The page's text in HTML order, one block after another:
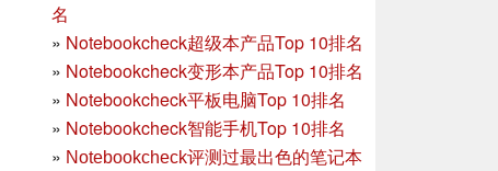
名
» Notebookcheck超级本产品Top 10排名
» Notebookcheck变形本产品Top 10排名
» Notebookcheck平板电脑Top 10排名
» Notebookcheck智能手机Top 10排名
» Notebookcheck评测过最出色的笔记本